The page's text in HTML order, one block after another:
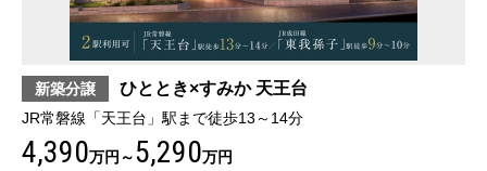
新築分譲 ひととき×すみか 天王台
JR常磐線「天王台」駅まで徒歩13～14分
4,390万円～5,290万円